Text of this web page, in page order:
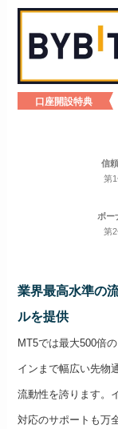
口座開設特典
ボー
第
信
第
業界最高水準の
ルを提供
MT5では最大500倍
インまで幅広い先物
流動性を誇ります。
対応のサポートも万